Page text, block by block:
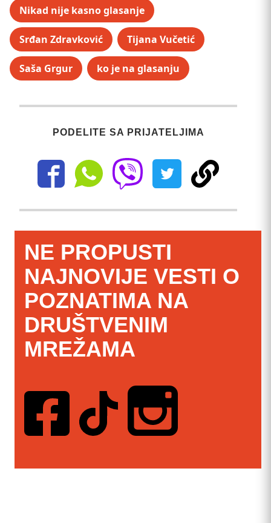
Nikad nije kasno glasanje
Srđan Zdravković Tijana Vučetić
Saša Grgur ko je na glasanju
PODELITE SA PRIJATELJIMA
NE PROPUSTI
NAJNOVIJE VESTI O
POZNATIMA NA
DRUŠTVENIM
MREŽAMA